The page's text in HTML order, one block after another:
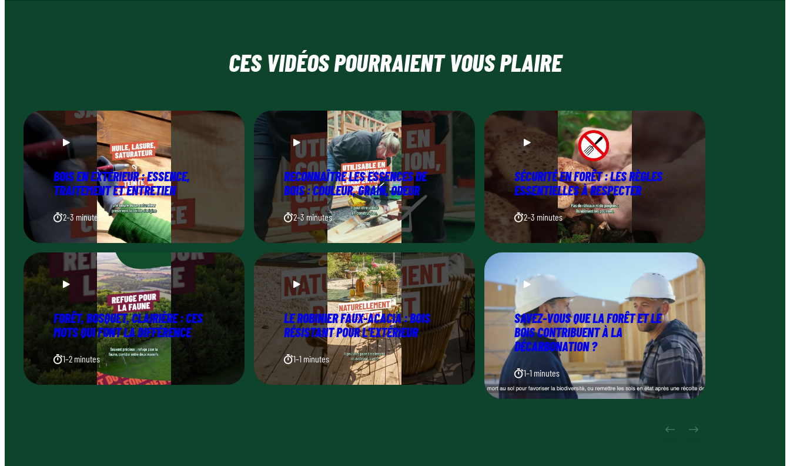
CES VIDÉOS POURRAIENT VOUS PLAIRE
BOIS EN EXTÉRIEUR : ESSENCE,
TRAITEMENT ET ENTRETIEN
2–3 minutes
RECONNAÎTRE LES ESSENCES DE
BOIS : COULEUR, GRAIN, ODEUR
2–3 minutes
SÉCURITÉ EN FORÊT : LES RÈGLES
ESSENTIELLES À RESPECTER
2–3 minutes
FORÊT, BOSQUET, CLAIRIÈRE : CES
MOTS QUI FONT LA DIFFÉRENCE
1–2 minutes
LE ROBINIER FAUX-ACACIA : BOIS
RÉSISTANT POUR L’EXTÉRIEUR
1–1 minutes
SAVEZ-VOUS QUE LA FORÊT ET LE
BOIS CONTRIBUENT À LA
DÉCARBONATION ?
1–1 minutes